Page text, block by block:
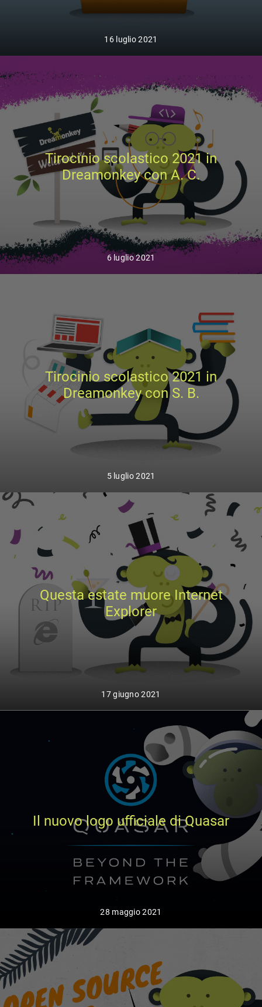
16 luglio 2021
Tirocinio scolastico 2021 in
Dreamonkey con A. C.
6 luglio 2021
Tirocinio scolastico 2021 in
Dreamonkey con S. B.
5 luglio 2021
Questa estate muore Internet
Explorer
17 giugno 2021
Il nuovo logo ufficiale di Quasar
28 maggio 2021